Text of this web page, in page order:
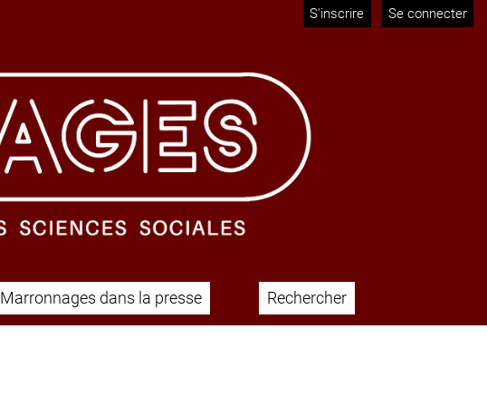
S'inscrire Se connecter
Marronnages dans la presse Rechercher